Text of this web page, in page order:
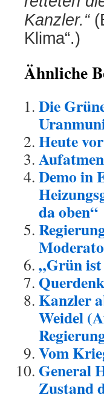
Kanzler.“
Klima“.)
Ähnliche
Die
Heute
Demo in
da oben“
„Grün ist
Kanzler
Weidel
Vom
General
Zustand